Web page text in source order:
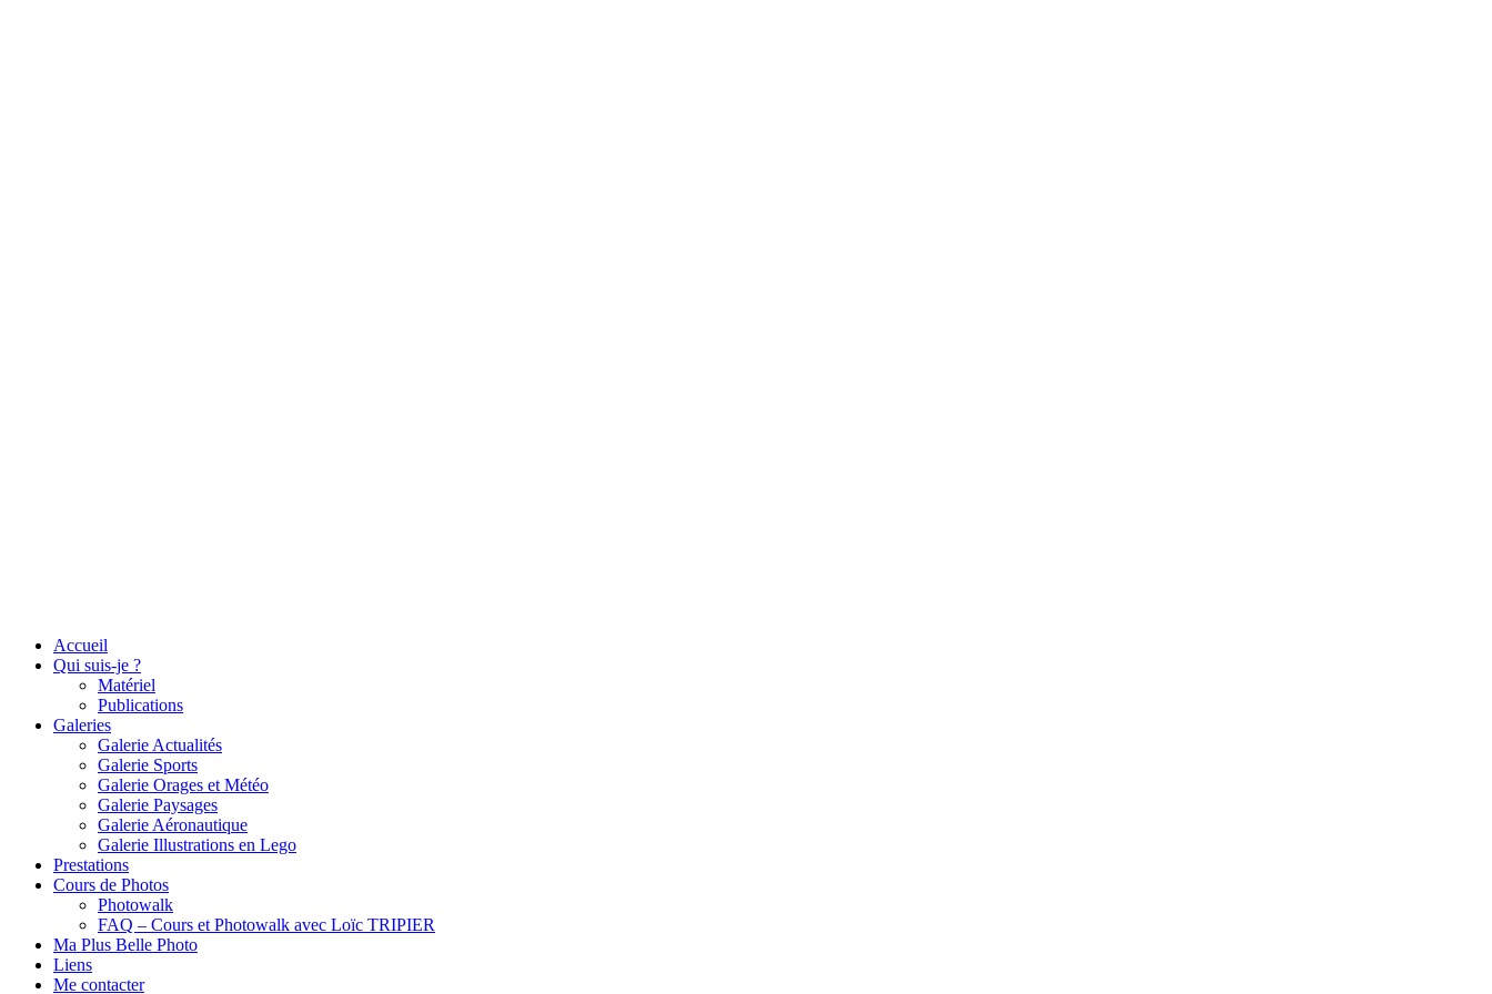
Accueil
Qui suis-je ?
Matériel
Publications
Galeries
Galerie Actualités
Galerie Sports
Galerie Orages et Météo
Galerie Paysages
Galerie Aéronautique
Galerie Illustrations en Lego
Prestations
Cours de Photos
Photowalk
FAQ – Cours et Photowalk avec Loïc TRIPIER
Ma Plus Belle Photo
Liens
Me contacter